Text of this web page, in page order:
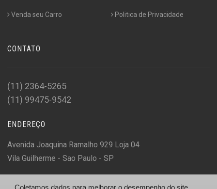
Venda seu Carro Politica de Privacidade
CONTATO
(11) 2364-5265
(11) 99475-9542
ENDEREÇO
Avenida Joaquina Ramalho 929 Loja 04
Vila Guilherme - Sao Paulo - SP
Coletamos dados para melhorar o desempenho do site,